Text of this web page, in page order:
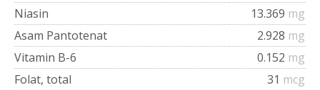
Niasin
13.369 mg
Asam Pantotenat
2.928 mg
Vitamin B-6
0.152 mg
Folat, total
31 mcg